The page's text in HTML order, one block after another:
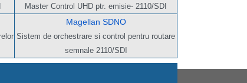
Master Control UHD ptr. emisie- 2110/SDI
Magellan SDNO
Sistem de orchestrare si control pentru routare
semnale 2110/SDI